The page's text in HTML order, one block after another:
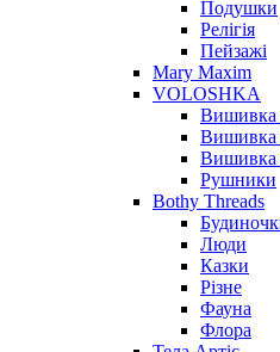
Подушки
Релігія
Пейзажі
Mary Maxim
VOLOSHKA
Вишивка
Вишивка
Вишивка
Рушники
Bothy Threads
Люди
Казки
Різне
Фауна
Флора